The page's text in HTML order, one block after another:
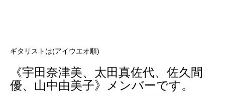
ギタリストは(アイウエオ順)
《宇田奈津美、太田真佐代、佐久間
優、山中由美子》メンバーです。